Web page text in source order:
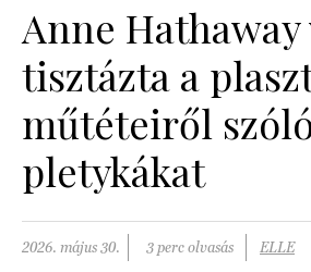
SZÉPSÉG
PSZICHÉ
PÁRKAPCSOLAT
Anne Hathaway
tisztázta a
műtéteiről
pletykákat
2026. május 30. 3 perc olvasás ELLE